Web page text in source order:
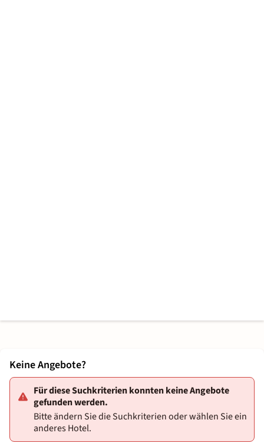
Keine Angebote?
Für diese Suchkriterien konnten keine Angebote
gefunden werden.
Bitte ändern Sie die Suchkriterien oder wählen Sie ein
anderes Hotel.